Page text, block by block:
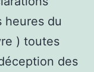
heures du
) toutes
des